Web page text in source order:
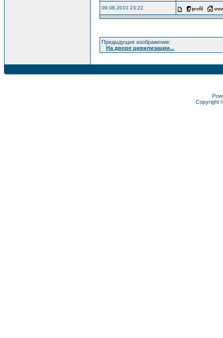
09.08.2010 23:22
Предыдущее изображение:
На дворе цивилизации...
Copyright